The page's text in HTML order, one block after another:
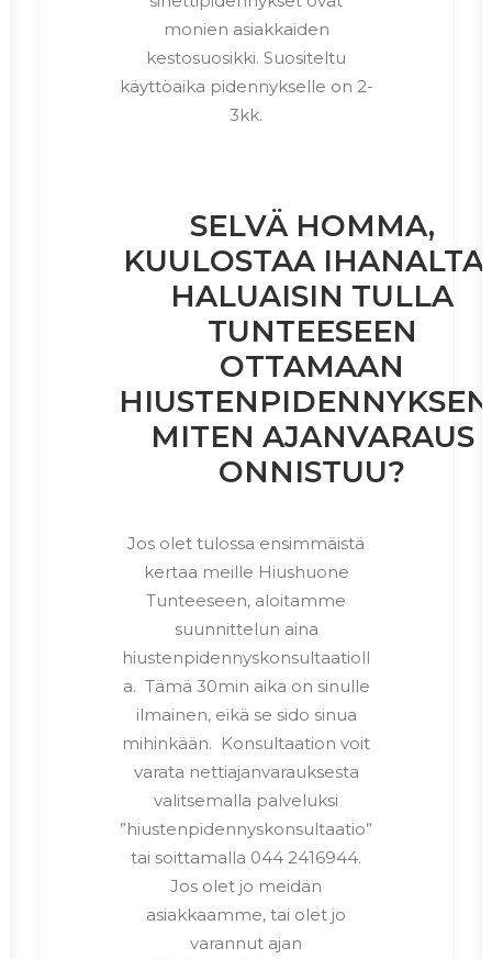
monien asiakkaiden
kestosuosikki. Suositeltu
käyttöaika pidennykselle on 2-
3kk.
SELVÄ HOMMA,
KUULOSTAA
HALUAISIN TULLA
TUNTEESEEN
OTTAMAAN
MITEN AJANVARAUS
ONNISTUU?
Jos olet tulossa ensimmäistä
kertaa meille Hiushuone
Tunteeseen, aloitamme
suunnittelun aina
hiustenpidennyskonsultaatioll
a. Tämä 30min aika on sinulle
ilmainen, eikä se sido sinua
mihinkään. Konsultaation voit
varata nettiajanvarauksesta
valitsemalla palveluksi
”hiustenpidennyskonsultaatio”
tai soittamalla 044 2416944.
Jos olet jo meidän
asiakkaamme, tai olet jo
varannut ajan